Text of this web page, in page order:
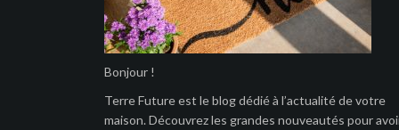
Bonjour !
Terre Future est le blog dédié à l’actualité de votre
maison. Découvrez les grandes nouveautés pour